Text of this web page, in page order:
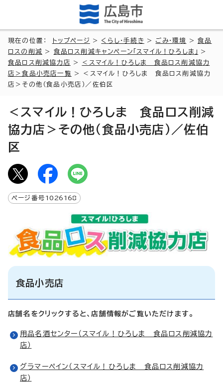
現在の位置： トップページ > くらし・手続き > ごみ・環境 >食品
ロスの削減 > 食品ロス削減キャンペーン「スマイル！ひろしま」
>
食品ロス削減協力店
>
＜スマイル！ひろしま 食品ロス削減協力
店＞食品小売店一覧
> ＜スマイル！ひろしま 食品ロス削減協力
店＞その他（食品小売店）／佐伯区
＜スマイル！ひろしま 食品ロス削減
協力店＞その他（食品小売店）／佐伯
区
ページ番号 1026168
食品小売店
店舗名をクリックすると、店舗情報がご覧いただけます。
用品名酒センター（スマイル！ひろしま 食品ロス削減協力
店）
グラマーペイン（スマイル！ひろしま 食品ロス削減協力
店）